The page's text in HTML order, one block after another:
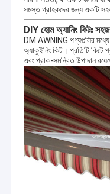
ফরাসি স্টাইলের ছাদ
শামিয়ানা রোলার টিউব
আউটডোর প্যাটিও ছাতা
সান শেড পাল
পেরগোলা অ্যারিং কিটস
সম্পূর্ণ ক্যাসেট শামিয়ানা
রোলার ব্লাইন্ড কিট
সমস্ত গ্রাহকদের জন্য একটি
DIY হোম অ্যানিং কিটঃ
DM AWNING পণ্যগুলির মধ্যে
অ্যাকুইনিং কিট। প্রতিটি কিটে
এবং প্রাক-সমন্বিত উপাদান